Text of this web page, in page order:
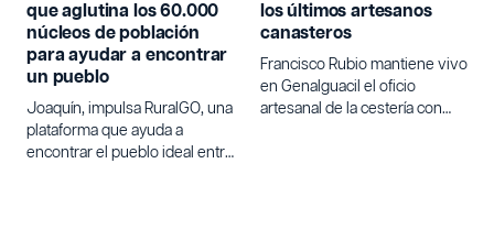
que aglutina los 60.000
núcleos de población
para ayudar a encontrar
un pueblo
Joaquín, impulsa RuralGO, una
plataforma que ayuda a
encontrar el pueblo ideal entre
los últimos artesanos
canasteros
Francisco Rubio mantiene vivo
en Genalguacil el oficio
artesanal de la cestería con